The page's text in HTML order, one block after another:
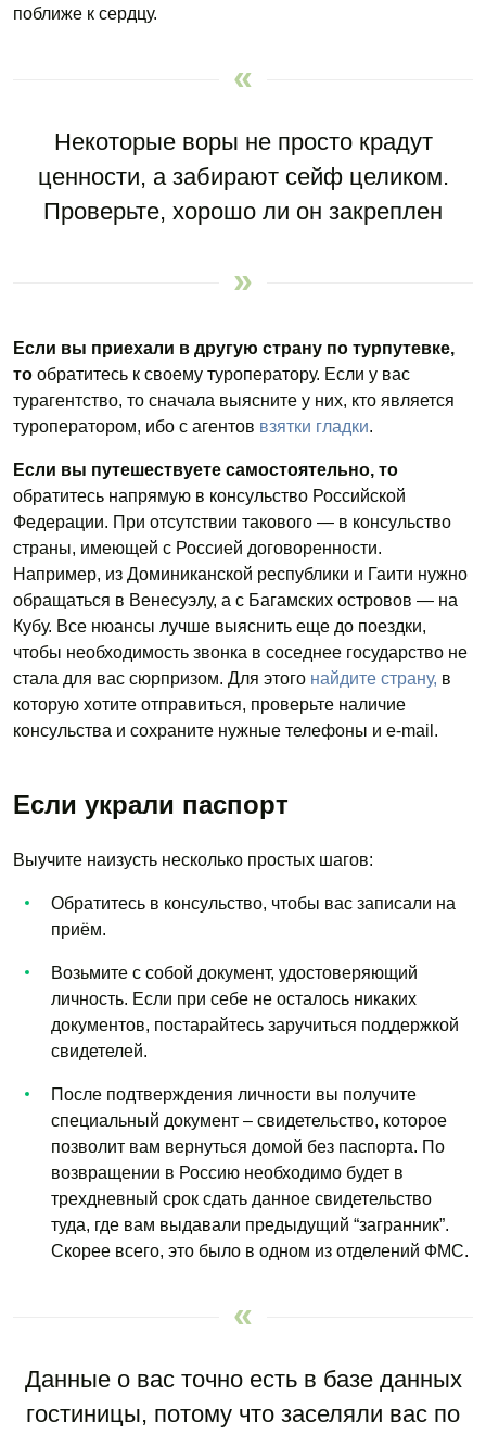
поближе к сердцу.
Некоторые воры не просто крадут
ценности, а забирают сейф целиком.
Проверьте, хорошо ли он закреплен
Если вы приехали в другую страну по турпутевке,
то обратитесь к своему туроператору. Если у вас
турагентство, то сначала выясните у них, кто является
туроператором, ибо с агентов взятки гладки.
Если вы путешествуете самостоятельно, то
обратитесь напрямую в консульство Российской
Федерации. При отсутствии такового — в консульство
страны, имеющей с Россией договоренности.
Например, из Доминиканской республики и Гаити нужно
обращаться в Венесуэлу, а с Багамских островов — на
Кубу. Все нюансы лучше выяснить еще до поездки,
чтобы необходимость звонка в соседнее государство не
стала для вас сюрпризом. Для этого найдите страну, в
которую хотите отправиться, проверьте наличие
консульства и сохраните нужные телефоны и e-mail.
Если украли паспорт
Выучите наизусть несколько простых шагов:
Обратитесь в консульство, чтобы вас записали на
приём.
Возьмите с собой документ, удостоверяющий
личность. Если при себе не осталось никаких
документов, постарайтесь заручиться поддержкой
свидетелей.
После подтверждения личности вы получите
специальный документ – свидетельство, которое
позволит вам вернуться домой без паспорта. По
возвращении в Россию необходимо будет в
трехдневный срок сдать данное свидетельство
туда, где вам выдавали предыдущий “загранник”.
Скорее всего, это было в одном из отделений ФМС.
Данные о вас точно есть в базе данных
гостиницы, потому что заселяли вас по